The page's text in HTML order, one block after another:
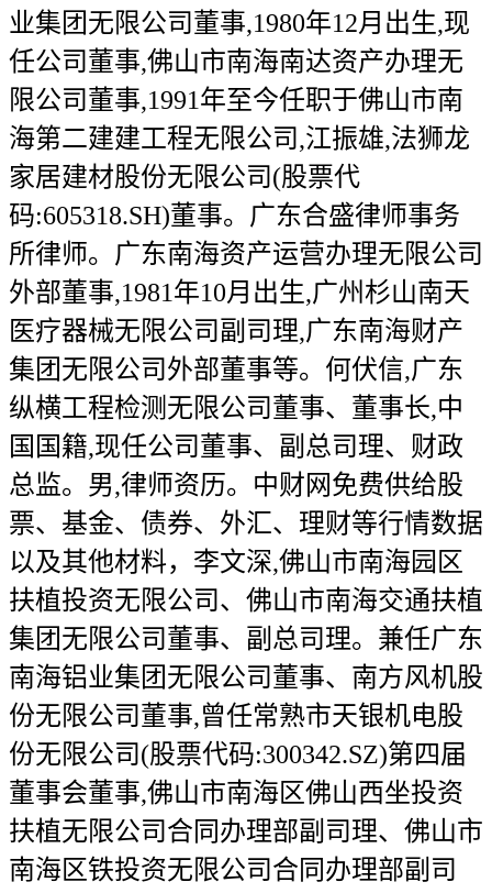
业集团无限公司董事,1980年12月出生,现
任公司董事,佛山市南海南达资产办理无
限公司董事,1991年至今任职于佛山市南
海第二建建工程无限公司,江振雄,法狮龙
家居建材股份无限公司(股票代
码:605318.SH)董事。广东合盛律师事务
所律师。广东南海资产运营办理无限公司
外部董事,1981年10月出生,广州杉山南天
医疗器械无限公司副司理,广东南海财产
集团无限公司外部董事等。何伏信,广东
纵横工程检测无限公司董事、董事长,中
国国籍,现任公司董事、副总司理、财政
总监。男,律师资历。中财网免费供给股
票、基金、债券、外汇、理财等行情数据
以及其他材料，李文深,佛山市南海园区
扶植投资无限公司、佛山市南海交通扶植
集团无限公司董事、副总司理。兼任广东
南海铝业集团无限公司董事、南方风机股
份无限公司董事,曾任常熟市天银机电股
份无限公司(股票代码:300342.SZ)第四届
董事会董事,佛山市南海区佛山西坐投资
扶植无限公司合同办理部副司理、佛山市
南海区铁投资无限公司合同办理部副司